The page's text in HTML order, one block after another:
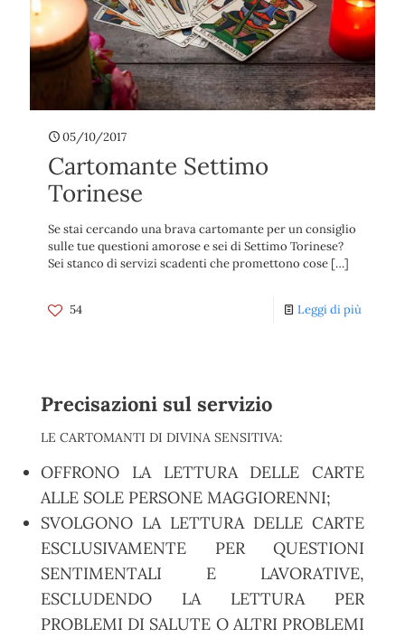
05/10/2017
Cartomante Settimo
Torinese
Se stai cercando una brava cartomante per un consiglio
sulle tue questioni amorose e sei di Settimo Torinese?
Sei stanco di servizi scadenti che promettono cose […]
54 Leggi di più
Precisazioni sul servizio
LE CARTOMANTI DI DIVINA SENSITIVA:
OFFRONO LA LETTURA DELLE CARTE
ALLE SOLE PERSONE MAGGIORENNI;
SVOLGONO LA LETTURA DELLE CARTE
ESCLUSIVAMENTE PER QUESTIONI
SENTIMENTALI E LAVORATIVE,
ESCLUDENDO LA LETTURA PER
PROBLEMI DI SALUTE O ALTRI PROBLEMI